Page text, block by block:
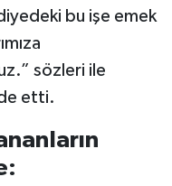
bu işe emek
sözleri ile
etti.